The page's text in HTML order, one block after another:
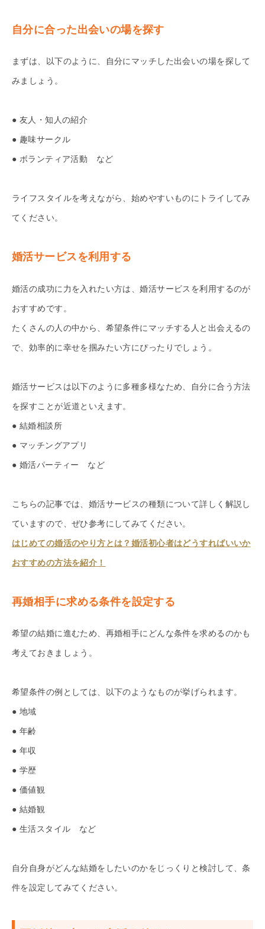
自分に合った出会いの場を探す
まずは、以下のように、自分にマッチした出会いの場を探して
みましょう。
● 友人・知人の紹介
● 趣味サークル
● ボランティア活動 など
ライフスタイルを考えながら、始めやすいものにトライしてみ
てください。
婚活サービスを利用する
婚活の成功に力を入れたい方は、婚活サービスを利用するのが
おすすめです。
たくさんの人の中から、希望条件にマッチする人と出会えるの
で、効率的に幸せを掴みたい方にぴったりでしょう。
婚活サービスは以下のように多種多様なため、自分に合う方法
を探すことが近道といえます。
● 結婚相談所
● マッチングアプリ
● 婚活パーティー など
こちらの記事では、婚活サービスの種類について詳しく解説し
ていますので、ぜひ参考にしてみてください。
はじめての婚活のやり方とは？婚活初心者はどうすればいいか
おすすめの方法を紹介！
再婚相手に求める条件を設定する
希望の結婚に進むため、再婚相手にどんな条件を求めるのかも
考えておきましょう。
希望条件の例としては、以下のようなものが挙げられます。
● 地域
● 年齢
● 年収
● 学歴
● 価値観
● 結婚観
● 生活スタイル など
自分自身がどんな結婚をしたいのかをじっくりと検討して、条
件を設定してみてください。